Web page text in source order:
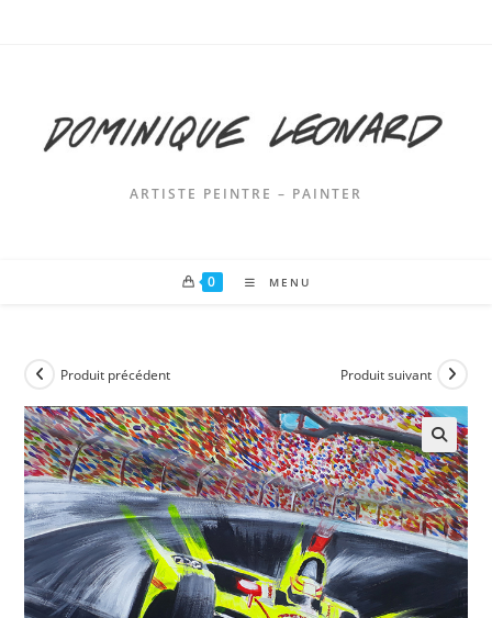
ARTISTE PEINTRE – PAINTER
0 MENU
Produit précédent Produit suivant